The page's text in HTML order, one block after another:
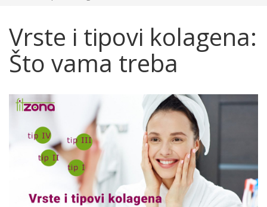
Vrste i tipovi kolagena:
Što vama treba